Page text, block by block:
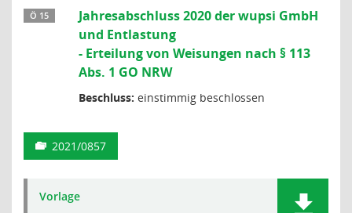
Ö 15
Jahresabschluss 2020 der wupsi GmbH
und Entlastung
- Erteilung von Weisungen nach § 113
Abs. 1 GO NRW
Beschluss: einstimmig beschlossen
2021/0857
Vorlage